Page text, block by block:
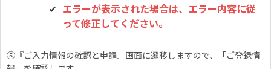
エラーが表示された場合は、エラー内容に従
って修正してください。
⑤『ご入力情報の確認と申請』画面に遷移しますので、「ご登録情